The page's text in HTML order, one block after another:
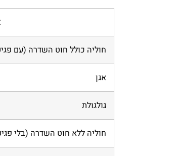
חוליה כולל חוט השדרה (עם
אגן
גולגולת
חוליה ללא חוט השדרה (בלי